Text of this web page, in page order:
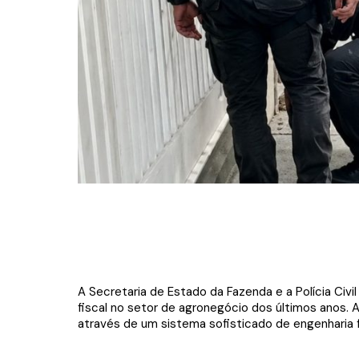
A Secretaria de Estado da Fazenda e a Polícia
fiscal no setor de agronegócio dos últimos anos.
através de um sistema sofisticado de engenharia